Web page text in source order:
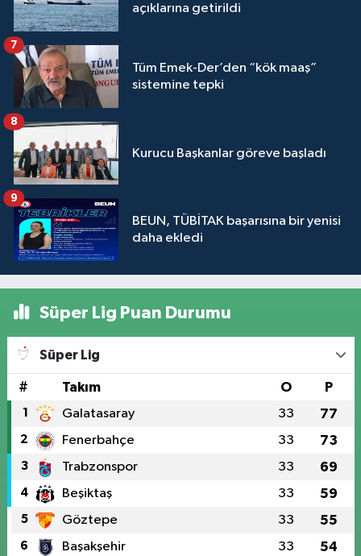
açıklarına getirildi
Tüm Emek-Der’den “kök maaş”
sistemine tepki
7
Kurucu Başkanlar göreve başladı
8
BEUN, TÜBİTAK başarısına bir yenisi
daha ekledi
9
Süper Lig Puan Durumu
Süper Lig
# Takım O P
1 Galatasaray 33 77
2 Fenerbahçe 33 73
3 Trabzonspor 33 69
4 Beşiktaş 33 59
5 Göztepe 33 55
6 Başakşehir 33 54